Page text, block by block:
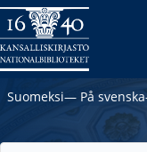
Suomeksi― På svenska